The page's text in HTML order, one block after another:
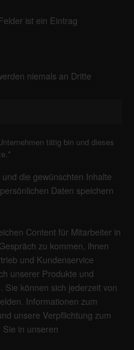
ist ein Eintrag
niemals an Dritte
tätig bin und dieses
*
die gewünschten Inhalte
Daten speichern
Content für Mitarbeiter in
zu kommen, ihnen
und Kundenservice
unserer Produkte und
Sie können sich jederzeit von
Informationen zum
unsere Verpflichtung zum
in unseren